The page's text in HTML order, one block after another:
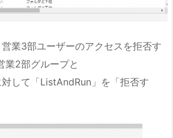
業3部ユーザーのアクセスを拒否す
業2部グループと
して「ListAndRun」を「拒否す